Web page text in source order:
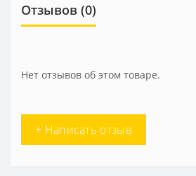
Отзывов (0)
Нет отзывов об этом товаре.
+ Написать отзыв